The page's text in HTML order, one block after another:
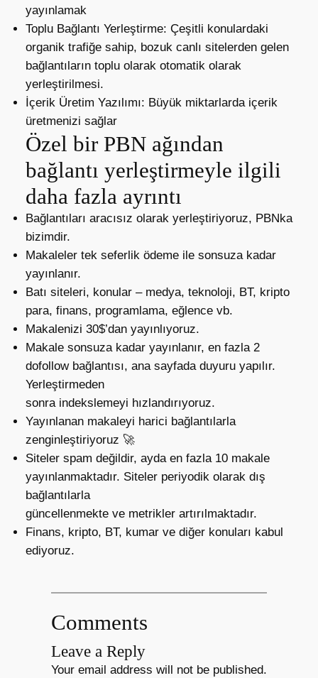
yayınlamak
Toplu Bağlantı Yerleştirme: Çeşitli konulardaki
organik trafiğe sahip, bozuk canlı sitelerden gelen
bağlantıların toplu olarak otomatik olarak
yerleştirilmesi.
İçerik Üretim Yazılımı: Büyük miktarlarda içerik
üretmenizi sağlar
Özel bir PBN ağından
bağlantı yerleştirmeyle ilgili
daha fazla ayrıntı
Bağlantıları aracısız olarak yerleştiriyoruz, PBNka
bizimdir.
Makaleler tek seferlik ödeme ile sonsuza kadar
yayınlanır.
Batı siteleri, konular – medya, teknoloji, BT, kripto
para, finans, programlama, eğlence vb.
Makalenizi 30$’dan yayınlıyoruz.
Makale sonsuza kadar yayınlanır, en fazla 2
dofollow bağlantısı, ana sayfada duyuru yapılır.
Yerleştirmeden
sonra indekslemeyi hızlandırıyoruz.
Yayınlanan makaleyi harici bağlantılarla
zenginleştiriyoruz 🚀
Siteler spam değildir, ayda en fazla 10 makale
yayınlanmaktadır. Siteler periyodik olarak dış
bağlantılarla
güncellenmekte ve metrikler artırılmaktadır.
Finans, kripto, BT, kumar ve diğer konuları kabul
ediyoruz.
Comments
Leave a Reply
Your email address will not be published.